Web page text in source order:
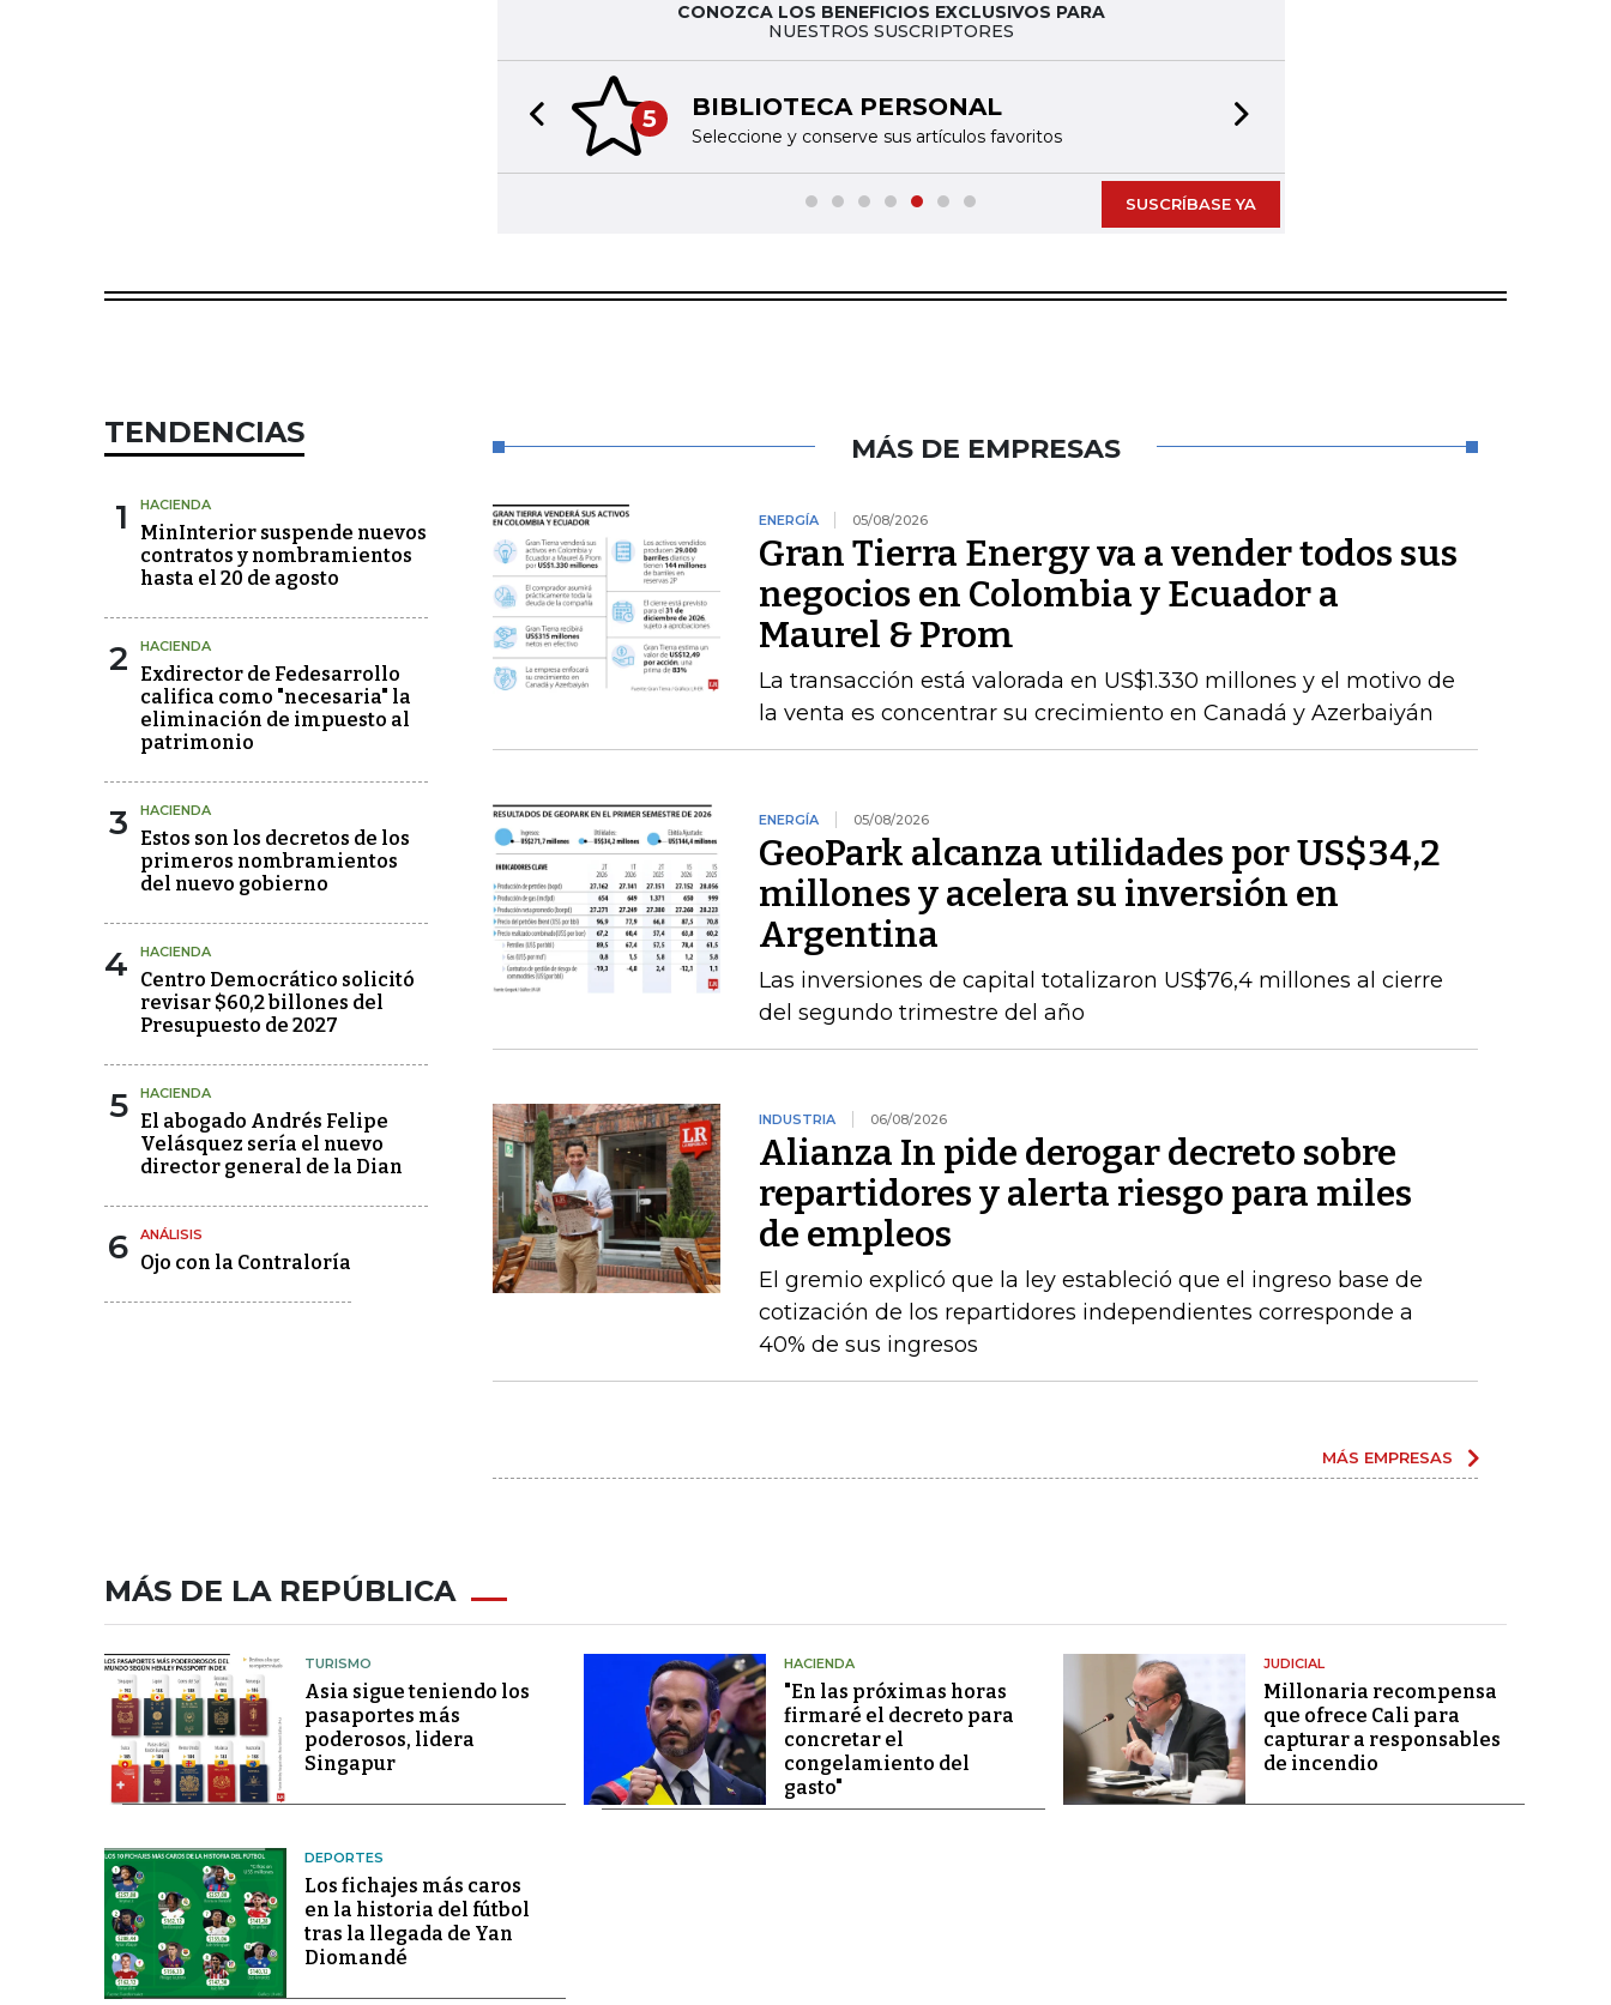
CONOZCA LOS BENEFICIOS EXCLUSIVOS PARA
NUESTROS SUSCRIPTORES
5 BIBLIOTECA PERSONAL
Seleccione y conserve sus artículos favoritos
Previous slide
SUSCRÍBASE YA
TENDENCIAS
1 HACIENDA
MinInterior suspende nuevos
contratos y nombramientos
hasta el 20 de agosto
2 HACIENDA
Exdirector de Fedesarrollo
califica como "necesaria" la
eliminación de impuesto al
patrimonio
3 HACIENDA
Estos son los decretos de los
primeros nombramientos
del nuevo gobierno
4 HACIENDA
Centro Democrático solicitó
revisar $60,2 billones del
Presupuesto de 2027
5 HACIENDA
El abogado Andrés Felipe
Velásquez sería el nuevo
director general de la Dian
6 ANÁLISIS
Ojo con la Contraloría
MÁS DE EMPRESAS
ENERGÍA 05/08/2026
Gran Tierra Energy va a vender todos sus
negocios en Colombia y Ecuador a
Maurel & Prom
La transacción está valorada en US$1.330 millones y el motivo de
la venta es concentrar su crecimiento en Canadá y Azerbaiyán
ENERGÍA 05/08/2026
GeoPark alcanza utilidades por US$34,2
millones y acelera su inversión en
Argentina
Las inversiones de capital totalizaron US$76,4 millones al cierre
del segundo trimestre del año
INDUSTRIA 06/08/2026
Alianza In pide derogar decreto sobre
repartidores y alerta riesgo para miles
de empleos
El gremio explicó que la ley estableció que el ingreso base de
cotización de los repartidores independientes corresponde a
40% de sus ingresos
MÁS EMPRESAS
MÁS DE LA REPÚBLICA
TURISMO
Asia sigue teniendo los
pasaportes más
poderosos, lidera
Singapur
HACIENDA
"En las próximas horas
firmaré el decreto para
concretar el
congelamiento del
gasto"
JUDICIAL
Millonaria recompensa
que ofrece Cali para
capturar a responsables
de incendio
DEPORTES
Los fichajes más caros
en la historia del fútbol
tras la llegada de Yan
Diomandé